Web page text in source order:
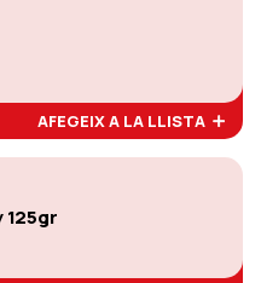
AFEGEIX A LA LLISTA
125gr